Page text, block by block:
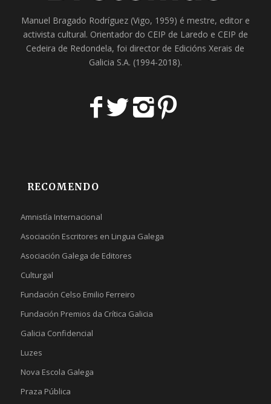
Manuel Bragado Rodríguez (Vigo, 1959) é mestre, editor e
activista cultural. Orientador do CEIP de Laredo e CEIP de
Cedeira de Redondela, foi director de Edicións Xerais de
Galicia S.A. (1994-2018).
RECOMENDO
Amnistía Internacional
Asociación Escritores en Lingua Galega
Asociación Galega de Editores
Culturgal
Fundación Celso Emilio Ferreiro
Fundación Premios da Crítica Galicia
Galicia Confidencial
Luzes
Nova Escola Galega
Praza Pública